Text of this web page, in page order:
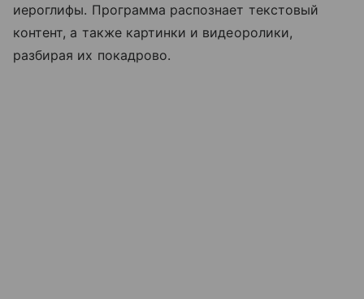
иероглифы. Программа распознает текстовый
контент, а также картинки и видеоролики,
разбирая их покадрово.